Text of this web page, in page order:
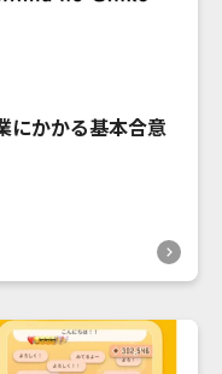
にかかる基本合意